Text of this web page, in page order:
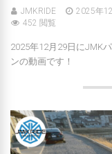
JMKRIDE 2025年
452 閲覧
2025年12月29日にJMK
ンの動画です！